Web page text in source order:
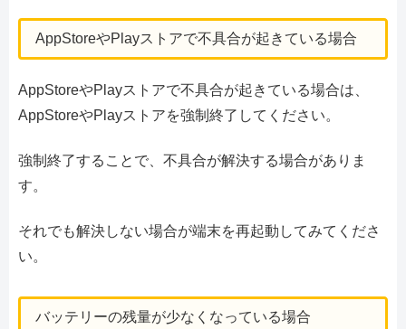
AppStoreやPlayストアで不具合が起きている場合
AppStoreやPlayストアで不具合が起きている場合は、
AppStoreやPlayストアを強制終了してください。
強制終了することで、不具合が解決する場合がありま
す。
それでも解決しない場合が端末を再起動してみてくださ
い。
バッテリーの残量が少なくなっている場合